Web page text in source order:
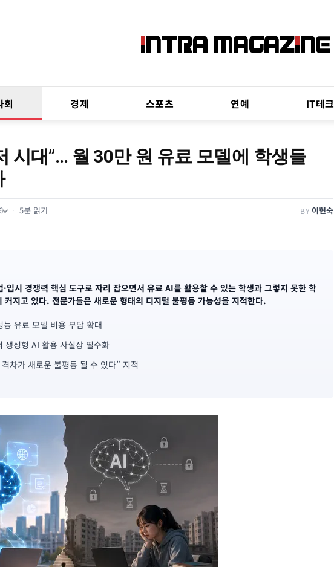
회 경제 스포츠 연예 IT테크
시대”… 월 30만 원 유료 모델에 학생들
5분 읽기 BY 이현숙
·입시 경쟁력 핵심 도구로 자리 잡으면서 유료 AI를 활용할 수 있는 학생과 그렇지 못한 학
커지고 있다. 전문가들은 새로운 형태의 디지털 불평등 가능성을 지적한다.
능 유료 모델 비용 부담 확대
생성형 AI 활용 사실상 필수화
차가 새로운 불평등 될 수 있다” 지적